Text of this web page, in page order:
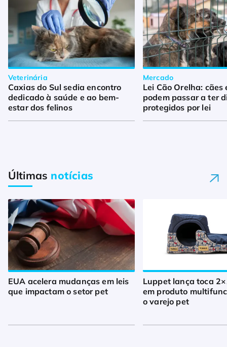
Veterinária
Caxias do Sul sedia encontro
dedicado à saúde e ao bem-
estar dos felinos
Mercado
Lei Cão Orelha: cães
podem passar a ter
protegidos por lei
Últimas notícias
EUA acelera mudanças em leis
que impactam o setor pet
Luppet lança toca
em produto
o varejo pet